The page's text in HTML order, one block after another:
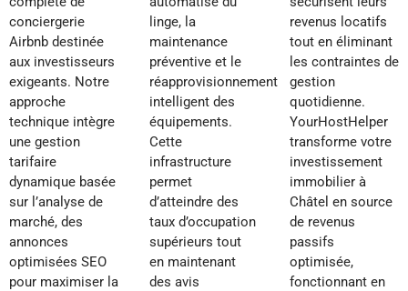
conciergerie
Airbnb destinée
aux investisseurs
exigeants. Notre
approche
technique intègre
une gestion
tarifaire
dynamique basée
sur l’analyse de
marché, des
annonces
optimisées SEO
pour maximiser la
linge, la
maintenance
préventive et le
réapprovisionnement
intelligent des
équipements.
Cette
infrastructure
permet
d’atteindre des
taux d’occupation
supérieurs tout
en maintenant
des avis
revenus locatifs
tout en éliminant
les contraintes de
gestion
quotidienne.
YourHostHelper
transforme votre
investissement
immobilier à
Châtel en source
de revenus
passifs
optimisée,
fonctionnant en